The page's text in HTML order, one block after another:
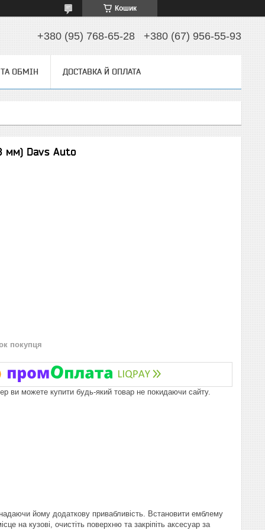
Кошик
+380 (95) 768-65-28 +380 (67) 956-55-93
ОБМІН ДОСТАВКА Й ОПЛАТА
мм) Davs Auto
покупця
ви можете купити будь-який товар не покидаючи сайту.
йому додаткову привабливість. Встановити емблему
на кузові, очистіть поверхню та закріпіть аксесуар за